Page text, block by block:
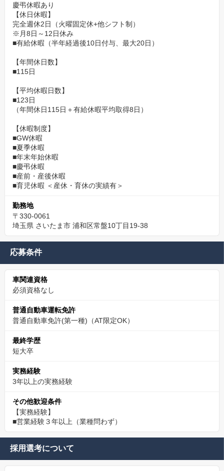
慶弔休暇あり
【休日休暇】
完全週休2日（火曜固定休+他シフト制）
※月8日～12日休み
■有給休暇（半年経過後10日付与、最大20日）
【年間休日数】
■115日
【平均休暇日数】
■123日
（年間休日115日＋有給休暇平均取得8日）
【休暇制度】
■GW休暇
■夏季休暇
■年末年始休暇
■慶弔休暇
■産前・産後休暇
■育児休暇 ＜産休・育休の実績有＞
勤務地
〒330-0061
埼玉県 さいたま市 浦和区常盤10丁目19-38
応募条件
車関連資格
必須資格なし
普通自動車運転免許
普通自動車免許(第一種)（AT限定OK）
最終学歴
短大卒
実務経験
3年以上の実務経験
その他歓迎条件
【実務経験】
■営業経験３年以上（業種問わず）
採用選考について